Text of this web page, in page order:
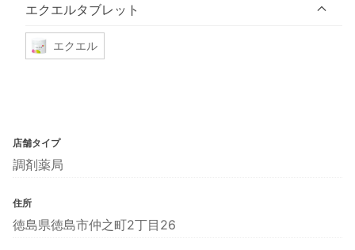
エクエルタブレット
エクエル
店舗タイプ
調剤薬局
住所
徳島県徳島市仲之町2丁目26